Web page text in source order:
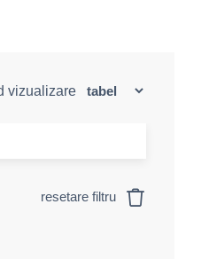
vizualizare
resetare filtru